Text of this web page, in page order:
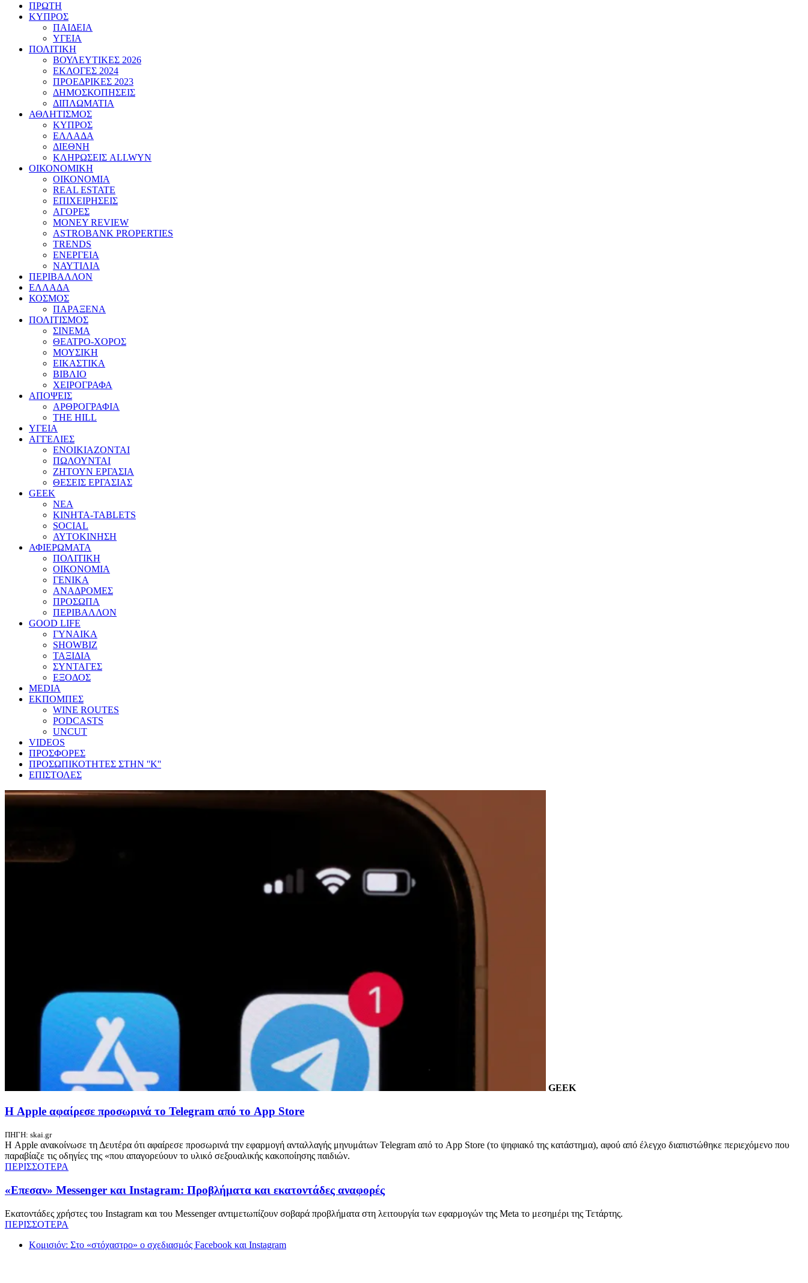
ΠΡΩΤΗ
ΚΥΠΡΟΣ
ΠΑΙΔΕΙΑ
ΥΓΕΙΑ
ΠΟΛΙΤΙΚΗ
ΒΟΥΛΕΥΤΙΚΕΣ 2026
ΕΚΛΟΓΕΣ 2024
ΠΡΟΕΔΡΙΚΕΣ 2023
ΔΗΜΟΣΚΟΠΗΣΕΙΣ
ΔΙΠΛΩΜΑΤΙΑ
ΑΘΛΗΤΙΣΜΟΣ
ΚΥΠΡΟΣ
ΕΛΛΑΔΑ
ΔΙΕΘΝΗ
ΚΛΗΡΩΣΕΙΣ ALLWYN
ΟΙΚΟΝΟΜΙΚΗ
ΟΙΚΟΝΟΜΙΑ
REAL ESTATE
ΕΠΙΧΕΙΡΗΣΕΙΣ
ΑΓΟΡΕΣ
MONEY REVIEW
ASTROBANK PROPERTIES
TRENDS
ΕΝΕΡΓΕΙΑ
ΝΑΥΤΙΛΙΑ
ΠΕΡΙΒΑΛΛΟΝ
ΕΛΛΑΔΑ
ΚΟΣΜΟΣ
ΠΑΡΑΞΕΝΑ
ΠΟΛΙΤΙΣΜΟΣ
ΣΙΝΕΜΑ
ΘΕΑΤΡΟ-ΧΟΡΟΣ
ΜΟΥΣΙΚΗ
ΕΙΚΑΣΤΙΚΑ
ΒΙΒΛΙΟ
ΧΕΙΡΟΓΡΑΦΑ
ΑΠΟΨΕΙΣ
ΑΡΘΡΟΓΡΑΦΙΑ
THE HILL
ΥΓΕΙΑ
ΑΓΓΕΛΙΕΣ
ΕΝΟΙΚΙΑΖΟΝΤΑΙ
ΠΩΛΟΥΝΤΑΙ
ΖΗΤΟΥΝ ΕΡΓΑΣΙΑ
ΘΕΣΕΙΣ ΕΡΓΑΣΙΑΣ
GEEK
ΝΕΑ
ΚΙΝΗΤΑ-TABLETS
SOCIAL
ΑΥΤΟΚΙΝΗΣΗ
ΑΦΙΕΡΩΜΑΤΑ
ΠΟΛΙΤΙΚΗ
ΟΙΚΟΝΟΜΙΑ
ΓΕΝΙΚΑ
ΑΝΑΔΡΟΜΕΣ
ΠΡΟΣΩΠΑ
ΠΕΡΙΒΑΛΛΟΝ
GOOD LIFE
ΓΥΝΑΙΚΑ
SHOWBIZ
ΤΑΞΙΔΙΑ
ΣΥΝΤΑΓΕΣ
ΕΞΟΔΟΣ
MEDIA
ΕΚΠΟΜΠΕΣ
WINE ROUTES
PODCASTS
UNCUT
VIDEOS
ΠΡΟΣΦΟΡΕΣ
ΠΡΟΣΩΠΙΚΟΤΗΤΕΣ ΣΤΗΝ ''Κ''
ΕΠΙΣΤΟΛΕΣ
GEEK
Η Apple αφαίρεσε προσωρινά το Telegram από το App Store
ΠΗΓΗ: skai.gr
Η Apple ανακοίνωσε τη Δευτέρα ότι αφαίρεσε προσωρινά την εφαρμογή ανταλλαγής μηνυμάτων Telegram από το App Store (το ψηφιακό της κατάστημα), αφού από έλεγχο διαπιστώθηκε περιεχόμενο που
παραβίαζε τις οδηγίες της «που απαγορεύουν το υλικό σεξουαλικής κακοποίησης παιδιών.
ΠΕΡΙΣΣΟΤΕΡΑ
«Επεσαν» Messenger και Instagram: Προβλήματα και εκατοντάδες αναφορές
Εκατοντάδες χρήστες του Instagram και του Messenger αντιμετωπίζουν σοβαρά προβλήματα στη λειτουργία των εφαρμογών της Meta το μεσημέρι της Τετάρτης.
ΠΕΡΙΣΣΟΤΕΡΑ
Κομισιόν: Στο «στόχαστρο» ο σχεδιασμός Facebook και Instagram